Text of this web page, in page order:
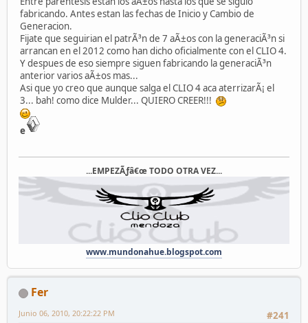
fabricando. Antes estan las fechas de Inicio y Cambio de
Generacion.
Fijate que seguirian el patrÃ³n de 7 aÃ±os con la generaciÃ³n si
arrancan en el 2012 como han dicho oficialmente con el CLIO 4.
Y despues de eso siempre siguen fabricando la generaciÃ³n
anterior varios aÃ±os mas...
Asi que yo creo que aunque salga el CLIO 4 aca aterrizarÃ¡ el
3... bah! como dice Mulder... QUIERO CREER!!!
e
...EMPEZÃƒâ€œ TODO OTRA VEZ...
www.mundonahue.blogspot.com
Fer
#241
Junio 06, 2010, 20:22:22 PM